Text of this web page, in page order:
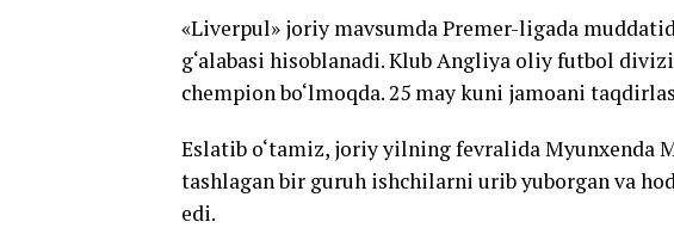
«Liverpul» joriy mavsumda Premer-ligada
g‘alabasi hisoblanadi. Klub Angliya oliy futbol
chempion bo‘lmoqda. 25 may kuni jamoani
Eslatib o‘tamiz, joriy yilning fevralida Myunxenda
tashlagan bir guruh ishchilarni urib yuborgan va
edi.